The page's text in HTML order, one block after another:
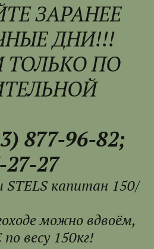
ЗАРАНЕЕ
ДНИ!!!
ТОЛЬКО ПО
877-96-82;
27-27
STELS капитан 150/
можно вдвоём,
весу 150кг!